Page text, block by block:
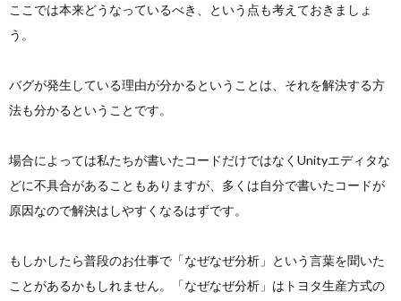
ここでは本来どうなっているべき、という点も考えておきましょ
う。
バグが発生している理由が分かるということは、それを解決する方
法も分かるということです。
場合によっては私たちが書いたコードだけではなくUnityエディタな
どに不具合があることもありますが、多くは自分で書いたコードが
原因なので解決はしやすくなるはずです。
もしかしたら普段のお仕事で「なぜなぜ分析」という言葉を聞いた
ことがあるかもしれません。「なぜなぜ分析」はトヨタ生産方式の